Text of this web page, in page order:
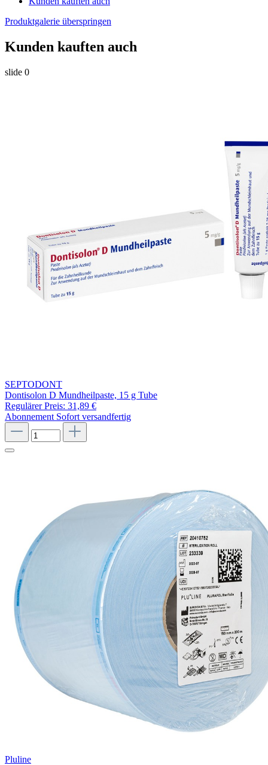
Produktgalerie überspringen
Kunden kauften auch
slide 0
SEPTODONT
Dontisolon D Mundheilpaste, 15 g Tube
Regulärer Preis: 31,89 €
Abonnement Sofort versandfertig
Pluline